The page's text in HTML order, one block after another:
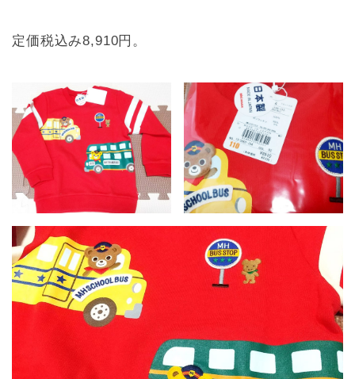
定価税込み8,910円。